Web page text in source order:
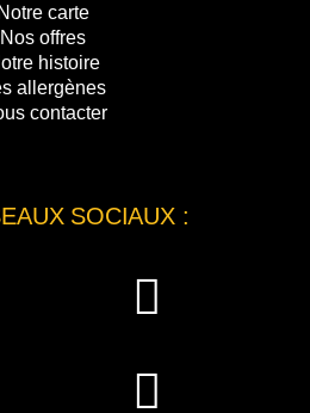
Notre carte
Nos offres
histoire
allergènes
contacter
SOCIAUX :